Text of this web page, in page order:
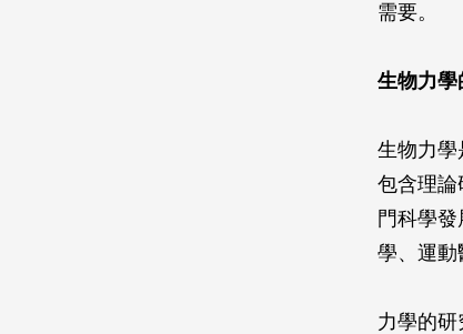
需要。
生物力學
生物力學
包含理論
門科學
學、運動
力學的